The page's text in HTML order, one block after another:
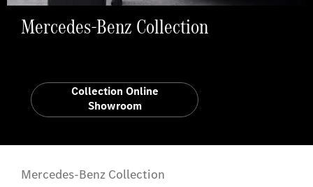
Mercedes-Benz Collection
Collection Online
Showroom
Mercedes-Benz Collection